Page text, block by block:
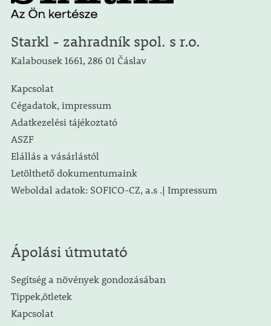
Starkl - zahradník spol. s r.o.
Kalabousek 1661, 286 01 Čáslav
Kapcsolat
Cégadatok, impressum
Adatkezelési tájékoztató
ASZF
Elállás a vásárlástól
Letölthető dokumentumaink
Weboldal adatok: SOFICO-CZ, a.s .| Impressum
Ápolási útmutató
Segítség a növények gondozásában
Tippek,ötletek
Kapcsolat